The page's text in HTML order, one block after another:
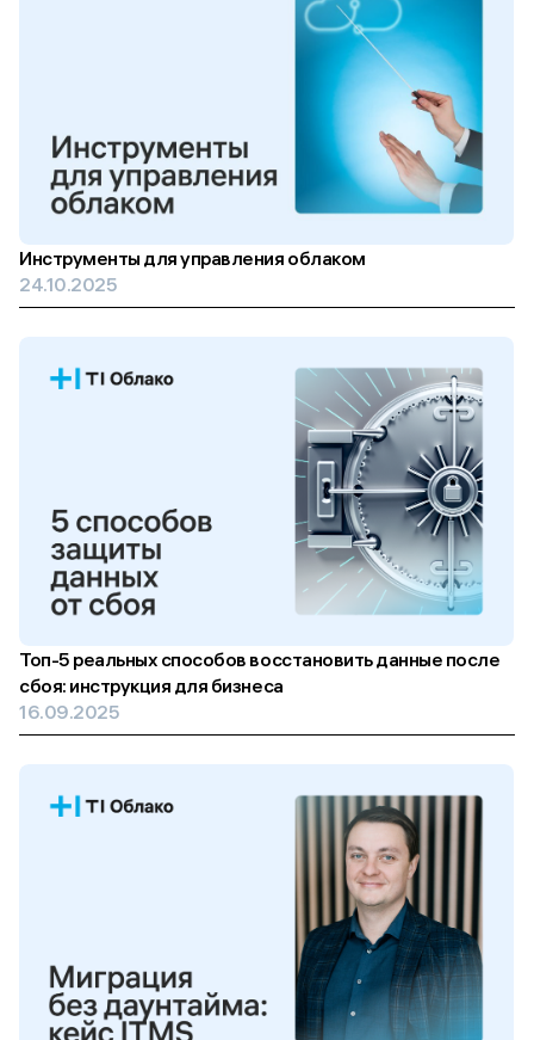
Инструменты для управления облаком
24.10.2025
Топ-5 реальных способов восстановить данные после
сбоя: инструкция для бизнеса
16.09.2025